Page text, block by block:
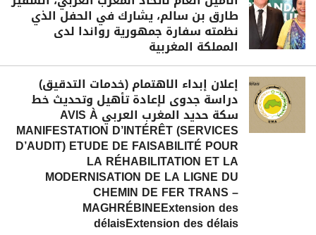
طارق بن سالم، يشارك في الحفل الذي
نظمته سفارة جمهورية رواندا لدى
المملكة المغربية
إعلان إبداء الاهتمام (خدمات التدقيق)
دراسة جدوى لإعادة تأهيل وتحديث خط
سكة حديد المغرب العربي AVIS À
MANIFESTATION D’INTÉRÊT (SERVICES
D’AUDIT) ETUDE DE FAISABILITÉ POUR
LA RÉHABILITATION ET LA
MODERNISATION DE LA LIGNE DU
CHEMIN DE FER TRANS –
MAGHRÉBINEExtension des
délaisExtension des délais